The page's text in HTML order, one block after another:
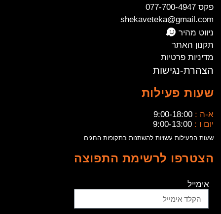
פקס 077-700-4947
shekaveteka@gmail.com
ניווט מהיר
תקנון האתר
מדיניות פרטיות
הצהרת-נגישות
שעות פעילות
א-ה : 9:00-18:00
יום ו : 9:00-13:00
שעות הפעילות עשויות להשתנות בתקופות החגים
הצטרפו לרשימת התפוצה
אימייל